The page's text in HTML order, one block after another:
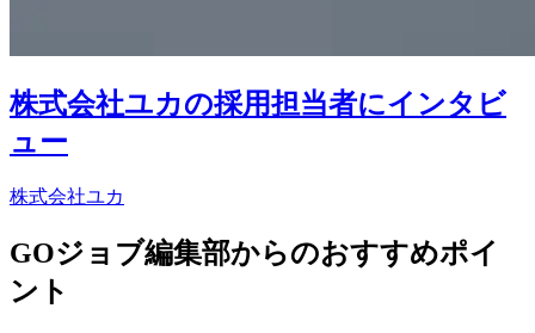
株式会社ユカの採用担当者にインタビ
ュー
株式会社ユカ
GOジョブ編集部からのおすすめポイ
ント